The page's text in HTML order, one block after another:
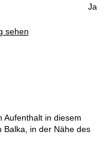
Ja
sehen
Aufenthalt in diesem
Balka, in der Nähe des